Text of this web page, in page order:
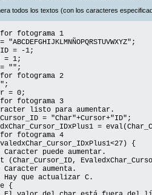
todos los textos (con los caracteres
fotograma 1
= -1;
1;
"";
fotograma 2
0;
fotograma 3
listo para aumentar.
= "Char"+Cursor+"ID";
=
fotograma 4
{
puede aumentar.
aumenta.
actualizar C.
{